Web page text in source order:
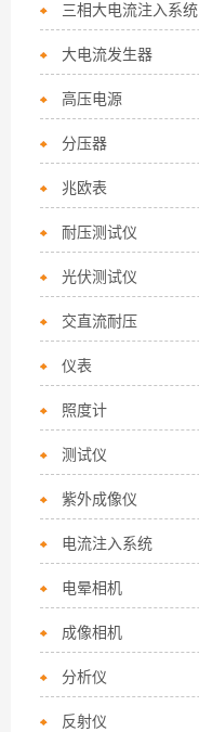
三相大电流注入系统
大电流发生器
高压电源
分压器
兆欧表
耐压测试仪
光伏测试仪
交直流耐压
仪表
照度计
测试仪
紫外成像仪
电流注入系统
电晕相机
成像相机
分析仪
反射仪